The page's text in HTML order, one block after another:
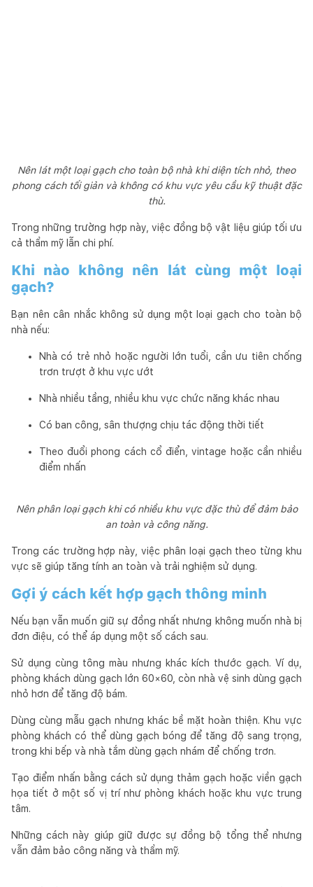
Nên lát một loại gạch cho toàn bộ nhà khi diện tích nhỏ, theo
phong cách tối giản và không có khu vực yêu cầu kỹ thuật đặc
thù.
Trong những trường hợp này, việc đồng bộ vật liệu giúp tối ưu
cả thẩm mỹ lẫn chi phí.
Khi nào không nên lát cùng một loại
gạch?
Bạn nên cân nhắc không sử dụng một loại gạch cho toàn bộ
nhà nếu:
Nhà có trẻ nhỏ hoặc người lớn tuổi, cần ưu tiên chống
trơn trượt ở khu vực ướt
Nhà nhiều tầng, nhiều khu vực chức năng khác nhau
Có ban công, sân thượng chịu tác động thời tiết
Theo đuổi phong cách cổ điển, vintage hoặc cần nhiều
điểm nhấn
Nên phân loại gạch khi có nhiều khu vực đặc thù để đảm bảo
an toàn và công năng.
Trong các trường hợp này, việc phân loại gạch theo từng khu
vực sẽ giúp tăng tính an toàn và trải nghiệm sử dụng.
Gợi ý cách kết hợp gạch thông minh
Nếu bạn vẫn muốn giữ sự đồng nhất nhưng không muốn nhà bị
đơn điệu, có thể áp dụng một số cách sau.
Sử dụng cùng tông màu nhưng khác kích thước gạch. Ví dụ,
phòng khách dùng gạch lớn 60×60, còn nhà vệ sinh dùng gạch
nhỏ hơn để tăng độ bám.
Dùng cùng mẫu gạch nhưng khác bề mặt hoàn thiện. Khu vực
phòng khách có thể dùng gạch bóng để tăng độ sang trọng,
trong khi bếp và nhà tắm dùng gạch nhám để chống trơn.
Tạo điểm nhấn bằng cách sử dụng thảm gạch hoặc viền gạch
họa tiết ở một số vị trí như phòng khách hoặc khu vực trung
tâm.
Những cách này giúp giữ được sự đồng bộ tổng thể nhưng
vẫn đảm bảo công năng và thẩm mỹ.